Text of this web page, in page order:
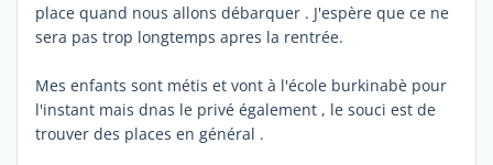
place quand nous allons débarquer . J'espère que ce ne
sera pas trop longtemps apres la rentrée.
Mes enfants sont métis et vont à l'école burkinabè pour
l'instant mais dnas le privé également , le souci est de
trouver des places en général .